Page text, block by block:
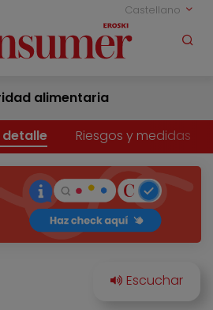
Castellano
alimentaria
Riesgos y medidas